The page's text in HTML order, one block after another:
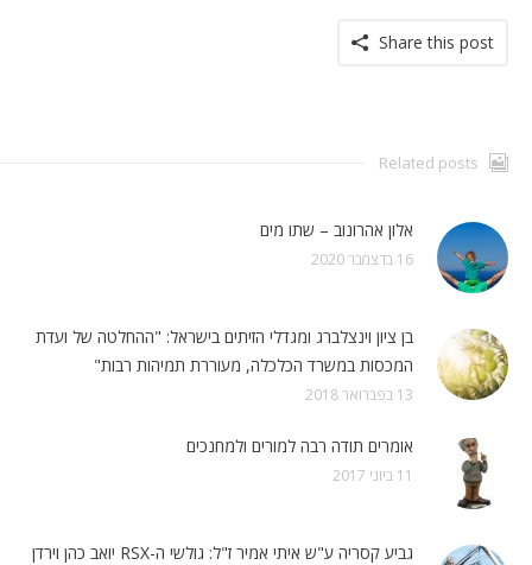
Share this post
Related posts
אלון אהרונוב – שתו מים
16 בדצמבר 2020
בן ציון וינצלברג ומגדלי הזיתים בישראל: "ההחלטה של ועדת
המכסות במשרד הכלכלה, מעוררת תמיהות רבות"
13 בפברואר 2018
אומרים תודה רבה למורים ולמחנכים
11 ביוני 2017
גביע קסריה ע"ש איתי אמיר ז"ל: גולשי ה-RSX יואב כהן וירדן